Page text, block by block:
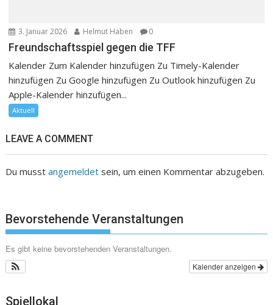
3. Januar 2026 Helmut Haben 0
Freundschaftsspiel gegen die TFF
Kalender Zum Kalender hinzufügen Zu Timely-Kalender
hinzufügen Zu Google hinzufügen Zu Outlook hinzufügen Zu
Apple-Kalender hinzufügen...
Aktuell
LEAVE A COMMENT
Du musstangemeldet sein, um einen Kommentar abzugeben.
Bevorstehende Veranstaltungen
Es gibt keine bevorstehenden Veranstaltungen.
Kalender anzeigen
Spiellokal